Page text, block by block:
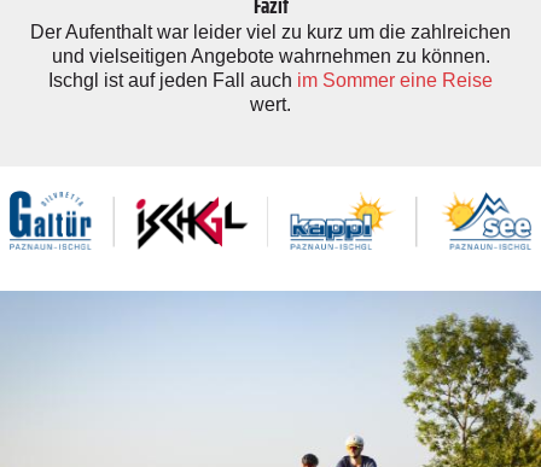
Der Aufenthalt war leider viel zu kurz um die zahlreichen
und vielseitigen Angebote wahrnehmen zu können.
Ischgl ist auf jeden Fall auch im Sommer eine Reise
wert.